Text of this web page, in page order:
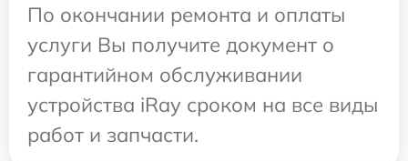
По окончании ремонта и оплаты
услуги Вы получите документ о
гарантийном обслуживании
устройства iRay сроком на все виды
работ и запчасти.